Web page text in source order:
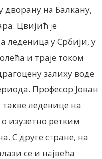
дворану на Балкану,
Цвијић је
леденица у Србији, у
и траје током
залиху воде
Професор Јован
леденице на
изузетно ретким
С друге стране, на
се и највећа